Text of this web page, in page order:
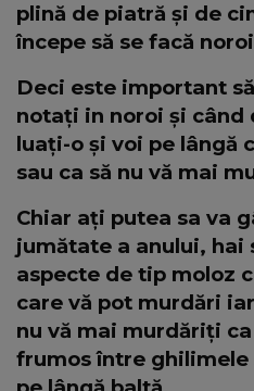
plină de piatră și de
începe să se facă
Deci este important
notați in noroi și
luați-o și voi pe lângă
sau ca să nu vă mai
Chiar ați putea sa va
jumătate a anului, hai
aspecte de tip moloz
care vă pot murdări
nu vă mai murdăriți
frumos între ghilimele